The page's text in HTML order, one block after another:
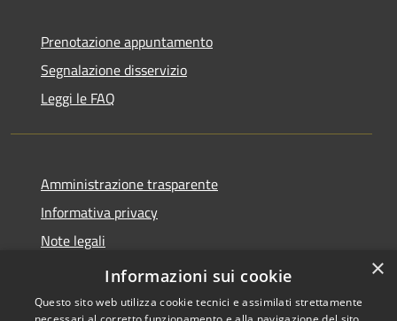
Prenotazione appuntamento
Segnalazione disservizio
Leggi le FAQ
Amministrazione trasparente
Informativa privacy
Note legali
Dichiarazione di accessibilità
×
Informazioni sui cookie
Questo sito web utilizza cookie tecnici e assimilati strettamente